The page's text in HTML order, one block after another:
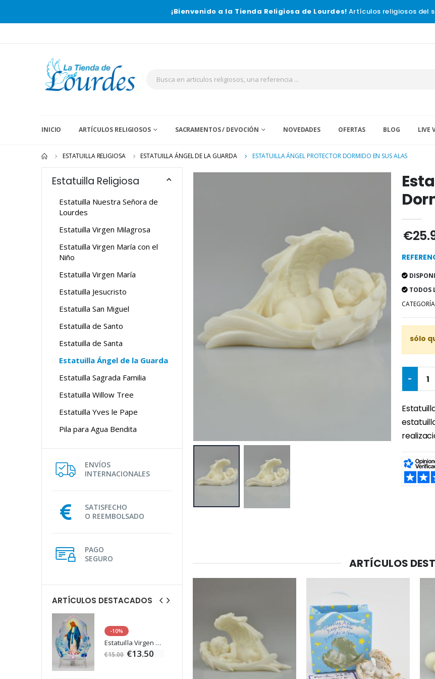
¡Bienvenido a la Tienda Religiosa de Lourdes! Artículos religiosos del
INICIO ARTÍCULOS RELIGIOSOS SACRAMENTOS / DEVOCIÓN NOVEDADES OFERTAS BLOG LIVE
ESTATUILLA RELIGIOSA ESTATUILLA ÁNGEL DE LA GUARDA ESTATUILLA ÁNGEL PROTECTOR DORMIDO EN SUS ALAS
Estatuilla Religiosa
Estatuilla Nuestra Señora de
Lourdes
Estatuilla Virgen Milagrosa
Estatuilla Virgen María con el
Niño
Estatuilla Virgen María
Estatuilla Jesucristo
Estatuilla San Miguel
Estatuilla de Santo
Estatuilla de Santa
Estatuilla Ángel de la Guarda
Estatuilla Sagrada Familia
Estatuilla Willow Tree
Estatuilla Yves le Pape
Pila para Agua Bendita
ENVÍOS
INTERNACIONALES
SATISFECHO
O REEMBOLSADO
PAGO
SEGURO
ARTÍCULOS DESTACADOS
-10%
Estatuilla Virgen Milagrosa Luminosa
€15.00 €13.50
-20%
€24.90 €19.92 €15.00 €13.50
TODOS
sólo
-
SHARE:
ARTÍCULOS